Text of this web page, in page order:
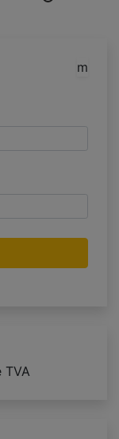
m
TVA